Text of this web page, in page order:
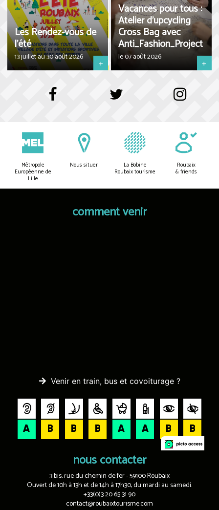
Les Rendez-vous de
l'été
13 juillet au 30 août 2026
+
Vacances pour tous :
Atelier d'upcycling
Cross Bag avec
Anti_Fashion_Project
le 07 août 2026
+
Métropole
Européenne de
Lille
Nous situer La Bobine
Roubaix tourisme
Roubaix
& friends
comment venir
Venir en train, bus et covoiturage ?
nous contacter
3 bis, rue du chemin de fer - 59100 Roubaix
Ouvert de 10h à 13h et de 14h à 17h30, du mardi au samedi.
+33(0)3 20 65 31 90
contact@roubaixtourisme.com